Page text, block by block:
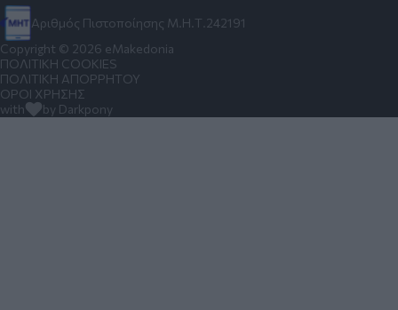
Αριθμός Πιστοποίησης Μ.Η.Τ.242191
Copyright © 2026 eMakedonia
ΠΟΛΙΤΙΚΗ COOKIES
ΠΟΛΙΤΙΚΗ ΑΠΟΡΡΗΤΟΥ
ΟΡΟΙ ΧΡΗΣΗΣ
with
by Darkpony